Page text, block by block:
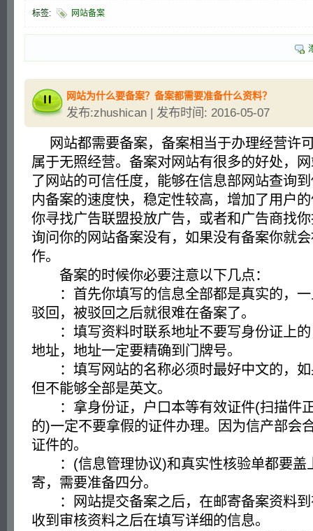
标签: 网站备案
网站为什么要备案？备案都需要准备什么资料？
发布:zhushican | 发布时间: 2016-05-07
网站都需要备案，备案相当于办理经营许
属于无照经营。备案对网站有很多的好处，
了网站的可信任度，能够在信息部网站查询
内备案的速度快，稳定性较高，增加了用户
你寻找广告联盟投放广告，或者和广告商找
询问你的网站备案没有，如果没有备案你就
作。
备案的时候你必要注意以下几点：
：首先你填写的信息全部都是真实的，一
驳回，被驳回之后就很难在备案了。
：填写资料时联系地址不要写身份证上的
地址，地址一定要精确到门牌号。
：填写网站的名称必须时最好中文的，如
但不能够全部是英文。
：拿身份证，户口本等有效证件(扫描件
的)一定不要拿假的证件办理。因为信产部会
证件的。
：(信息管理协议)和真实性核验单都要盖
寄，需要准备四分。
：网站提交备案之后，在邮寄备案资料到
收到审核资料之后在填写详细的信息。